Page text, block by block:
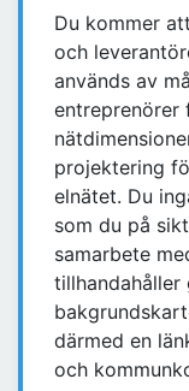
Du kommer
och
används av
projektering
elnätet. Du
som du på
samarbete
därmed en
och